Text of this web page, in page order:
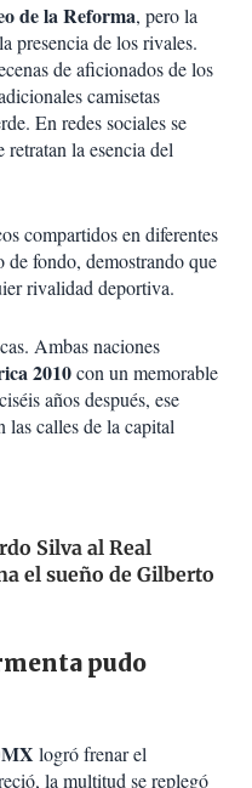
de la Reforma, pero la
presencia de los rivales.
de aficionados de los
camisetas
En redes sociales se
la esencia del
compartidos en diferentes
de fondo, demostrando que
rivalidad deportiva.
Ambas naciones
2010con un memorable
años después, ese
calles de la capital
Silva al Real
el sueño de Gilberto
pudo
logró frenar el
la multitud se replegó